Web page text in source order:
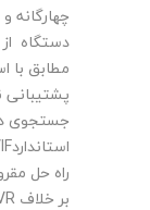
دستگاه
پشتیبانی
جستجوی
راه حل